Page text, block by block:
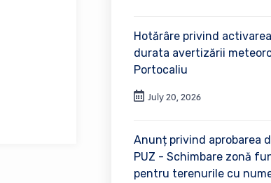
Hotărâre privind activarea
durata avertizării
Portocaliu
July 20, 2026
Anunț privind aprobarea
PUZ - Schimbare zonă
pentru terenurile cu